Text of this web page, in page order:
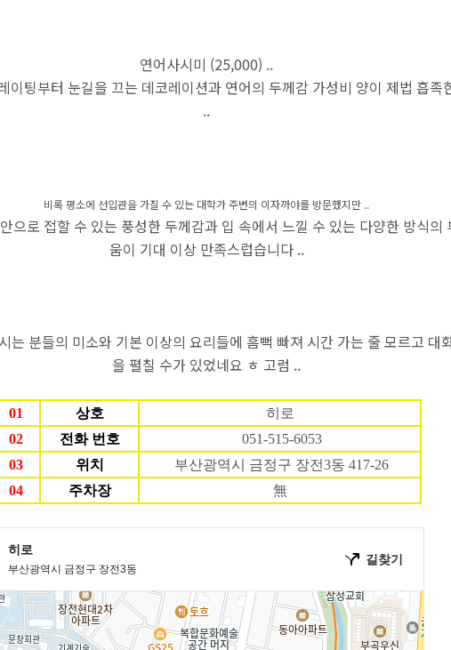
연어사시미 (25,000) ..
이팅부터 눈길을 끄는 데코레이션과 연어의 두께감 가성비 양이 제법 흡족
..
비록 평소에 선입관을 가질 수 있는 대학가 주변의 이자까야를 방문했지만 ..
으로 접할 수 있는 풍성한 두께감과 입 속에서 느낄 수 있는 다양한 방식의
움이 기대 이상 만족스럽습니다 ..
는 분들의 미소와 기본 이상의 요리들에 흠뻑 빠져 시간 가는 줄 모르고 대
을 펼칠 수가 있었네요 ㅎ 고럼 ..
01 상호
히로
02
전화 번호
051-515-6053
03
위치
부산광역시 금정구 장전3동 417-26
04
주차장 無